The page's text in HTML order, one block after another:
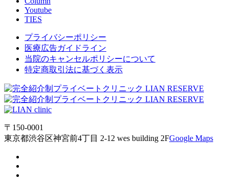
Youtube
TIES
プライバシーポリシー
医療広告ガイドライン
当院のキャンセルポリシーについて
特定商取引法に基づく表示
〒150-0001
東京都渋谷区神宮前4丁目 2-12 wes building 2FGoogle Maps